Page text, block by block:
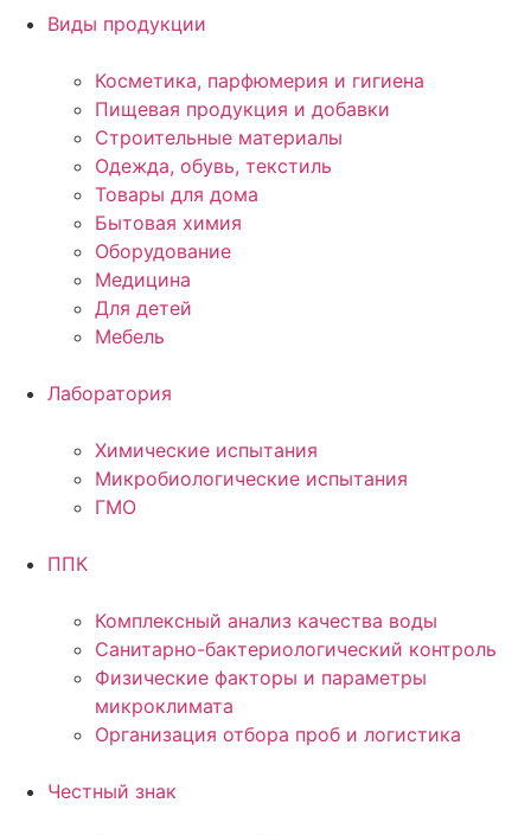
Виды продукции
Косметика, парфюмерия и гигиена
Пищевая продукция и добавки
Строительные материалы
Одежда, обувь, текстиль
Товары для дома
Бытовая химия
Оборудование
Медицина
Для детей
Мебель
Лаборатория
Химические испытания
Микробиологические испытания
ГМО
ППК
Комплексный анализ качества воды
Санитарно-бактериологический контроль
Физические факторы и параметры
микроклимата
Организация отбора проб и логистика
Честный знак